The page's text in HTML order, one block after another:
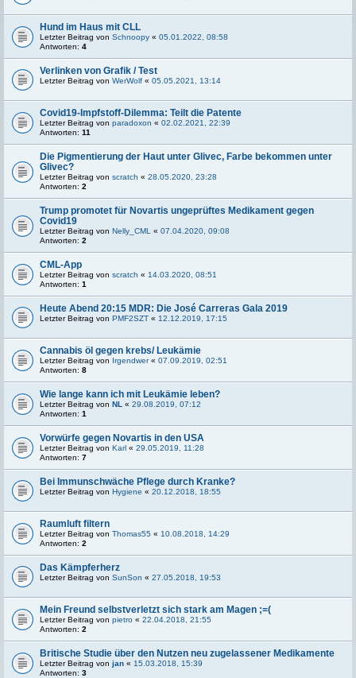
Hund im Haus mit CLL
Letzter Beitrag von Schnoopy « 05.01.2022, 08:58
Antworten: 4
Verlinken von Grafik / Test
Letzter Beitrag von WerWolf « 05.05.2021, 13:14
Covid19-Impfstoff-Dilemma: Teilt die Patente
Letzter Beitrag von paradoxon « 02.02.2021, 22:39
Antworten: 11
Die Pigmentierung der Haut unter Glivec, Farbe bekommen unter
Glivec?
Letzter Beitrag von scratch « 28.05.2020, 23:28
Antworten: 2
Trump promotet für Novartis ungeprüftes Medikament gegen
Covid19
Letzter Beitrag von Nelly_CML « 07.04.2020, 09:08
Antworten: 2
CML-App
Letzter Beitrag von scratch « 14.03.2020, 08:51
Antworten: 1
Heute Abend 20:15 MDR: Die José Carreras Gala 2019
Letzter Beitrag von PMF2SZT « 12.12.2019, 17:15
Cannabis öl gegen krebs/ Leukämie
Letzter Beitrag von Irgendwer« 07.09.2019, 02:51
Antworten: 8
Wie lange kann ich mit Leukämie leben?
Letzter Beitrag von NL « 29.08.2019, 07:12
Antworten: 1
Vorwürfe gegen Novartis in den USA
Letzter Beitrag von Karl « 29.05.2019, 11:28
Antworten: 7
Bei Immunschwäche Pflege durch Kranke?
Letzter Beitrag von Hygiene « 20.12.2018, 18:55
Raumluft filtern
Letzter Beitrag von Thomas55 « 10.08.2018, 14:29
Antworten: 2
Das Kämpferherz
Letzter Beitrag von SunSon « 27.05.2018, 19:53
Mein Freund selbstverletzt sich stark am Magen ;=(
Letzter Beitrag von pietro « 22.04.2018, 21:55
Antworten: 2
Britische Studie über den Nutzen neu zugelassener Medikamente
Letzter Beitrag von jan « 15.03.2018, 15:39
Antworten: 3